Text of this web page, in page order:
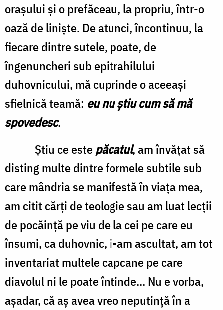
oraşului şi o prefăceau, la propriu, într-o
oază de linişte. De atunci, încontinuu, la
fiecare dintre sutele, poate, de
îngenuncheri sub epitrahilului
duhovnicului, mă cuprinde o aceeaşi
sfielnică teamă: eu nu ştiu cum să mă
spovedesc.
Ştiu ce estepăcatul, am învăţat să
disting multe dintre formele subtile sub
care mândria se manifestă în viaţa mea,
am citit cărţi de teologie sau am luat lecţii
de pocăinţă pe viu de la cei pe care eu
însumi, ca duhovnic, i-am ascultat, am tot
inventariat multele capcane pe care
diavolul ni le poate întinde... Nu e vorba,
aşadar, că aş avea vreo neputinţă în a